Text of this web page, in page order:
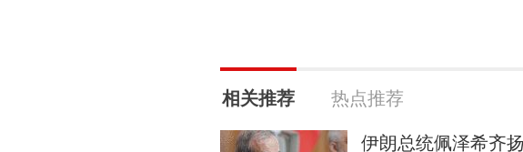
相关推荐 热点推荐
伊朗总统佩泽希齐